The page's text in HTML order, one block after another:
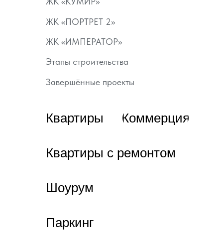
Квартиры с ремонтом
Шоурум
Паркинг
Коммерция
Завершённые проекты
Этапы строительства
ЖК «ПОРТРЕТ 2»
ЖК «ИМПЕРАТОР»
Квартиры